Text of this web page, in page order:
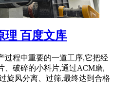
理 百度文库
过程中重要的一道工序,它把经
、破碎的小料片,通过ACM磨,
旋风分离、过筛,最终达到合格